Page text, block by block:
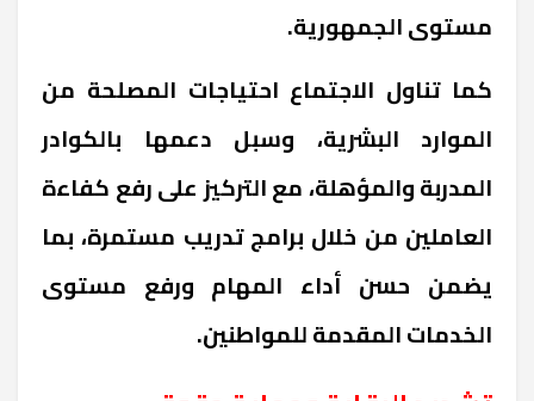
مستوى الجمهورية.
كما تناول الاجتماع احتياجات المصلحة من
الموارد البشرية، وسبل دعمها بالكوادر
المدربة والمؤهلة، مع التركيز على رفع كفاءة
العاملين من خلال برامج تدريب مستمرة، بما
يضمن حسن أداء المهام ورفع مستوى
الخدمات المقدمة للمواطنين.